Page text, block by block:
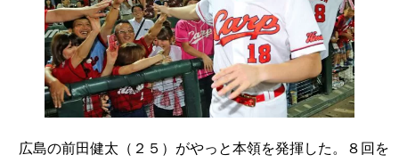
広島の前田健太（２５）がやっと本領を発揮した。８回を